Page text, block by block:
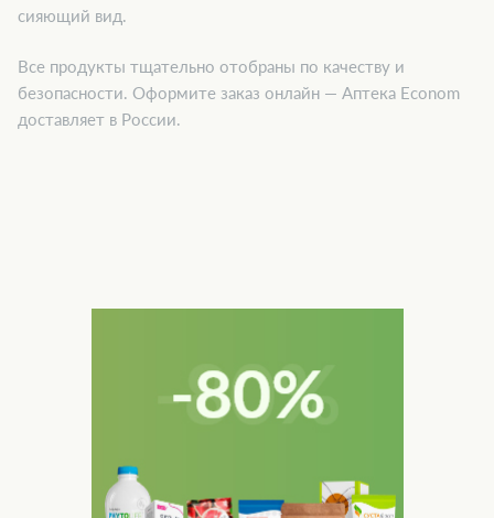
сияющий вид.
Все продукты тщательно отобраны по качеству и
безопасности. Оформите заказ онлайн — Аптека Econom
доставляет в России.